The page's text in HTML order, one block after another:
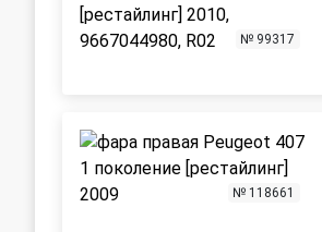
№ 99317
№ 118661